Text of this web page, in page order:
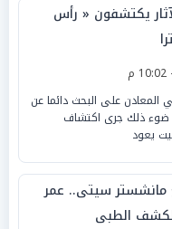
يكتشفون « رأس
المعادن على البحث دائما عن
ضوء ذلك جرى اكتشاف
يعود
مانشستر سيتى.. عمر
الطبى